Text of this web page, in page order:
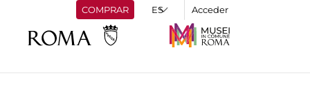
COMPRAR Acceder